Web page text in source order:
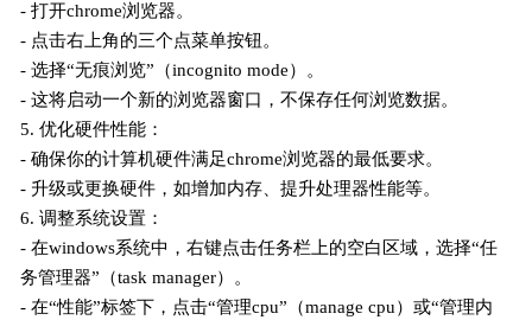
- 打开chrome浏览器。
- 点击右上角的三个点菜单按钮。
- 选择“无痕浏览”（incognito mode）。
- 这将启动一个新的浏览器窗口，不保存任何浏览数据。
5. 优化硬件性能：
- 确保你的计算机硬件满足chrome浏览器的最低要求。
- 升级或更换硬件，如增加内存、提升处理器性能等。
6. 调整系统设置：
- 在windows系统中，右键点击任务栏上的空白区域，选择“任
务管理器”（task manager）。
- 在“性能”标签下，点击“管理cpu”（manage cpu）或“管理内